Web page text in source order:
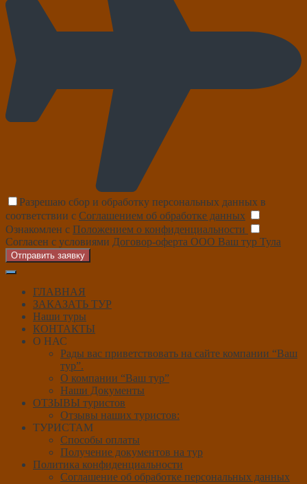
Разрешаю сбор и обработку персональных данных в
соответствии с Соглашением об обработке данных
Ознакомлен с Положением о конфиденциальности
Согласен с условиями Договор-оферта ООО Ваш тур Тула
Отправить заявку
ГЛАВНАЯ
ЗАКАЗАТЬ ТУР
Наши туры
КОНТАКТЫ
О НАС
Рады вас приветствовать на сайте компании “Ваш
тур”.
О компании “Ваш тур”
Наши Документы
ОТЗЫВЫ туристов
Отзывы наших туристов:
ТУРИСТАМ
Способы оплаты
Получение документов на тур
Политика конфиденциальности
Соглашение об обработке персональных данных